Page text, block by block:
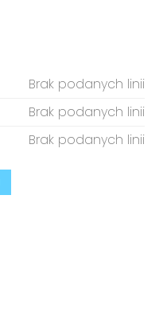
Brak podanych linii
Brak podanych linii
Brak podanych linii